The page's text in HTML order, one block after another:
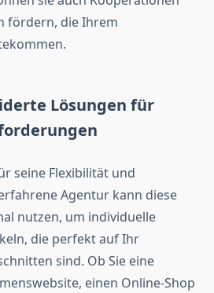
fördern, die Ihrem
Lösungen für
seine Flexibilität und
Agentur kann diese
nutzen, um individuelle
die perfekt auf Ihr
sind. Ob Sie eine
einen Online-Shop